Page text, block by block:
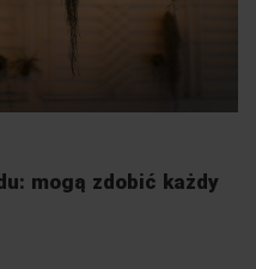
mogą zdobić każdy